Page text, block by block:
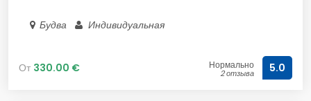
Будва Индивидуальная
От 330.00 € Нормально
2 отзыва 5.0